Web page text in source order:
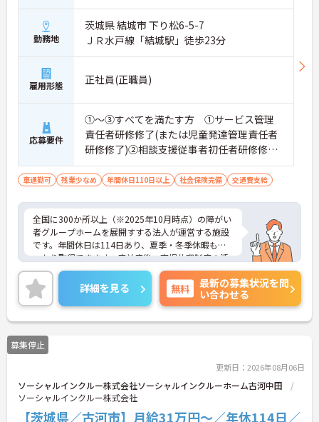
勤務地
茨城県 結城市 下り松6-5-7
ＪＲ水戸線「結城駅」徒歩23分
雇用形態 正社員(正職員)
応募要件
①～③すべてを満たす方 ①サービス管理
責任者研修修了(または児童発達管理責任者
研修修了)②相談支援従事者初任者研修修了
(または相談支援従事者実務者研修修了)③普
通自動車運転免許(AT限定可)
車通勤可 残業少なめ 年間休日110日以上 社会保険完備 交通費支給
全国に300か所以上（※2025年10月時点）の障がい
者グループホームを展開すする法人が運営する施設
です。年間休日は114日あり、夏季・冬季休暇もし
っかり取得できます。産前産後・育児休暇制度の活
用実績も豊富で、子育て中の方も多数活躍してお
り、ライフステージに変化があっても安心して長く
働ける環境です。職場では20代から60代まで幅広い
年代のスタッフがそれぞれの経験を活かして活躍し
ています。一般社員研修や外部勉強会受講支援な
ど、スキルアップを支える制度が整っているため安
心です。また、請求・申請業務は本社専門部署が一
す。キャリアアップを目指したい方、プライベート
と両立しながら専門性を高めたい方におすすめで
す。ご興味のある方は詳細等をお伝えしますので、
お気軽にお問い合わせください。
詳細を見る 無料
最新の募集状況を問
い合わせる
募集停止
更新日：2026年08月06日
ソーシャルインクルー株式会社ソーシャルインクルーホーム古河中田
ソーシャルインクルー株式会社
【茨城県／古河市】月給31万円～／年休114日／